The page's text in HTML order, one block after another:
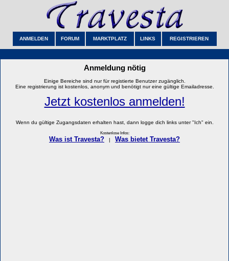
ANMELDEN FORUM MARKTPLATZ LINKS REGISTRIEREN
Anmeldung nötig
Einige Bereiche sind nur für registierte Benutzer zugänglich.
Eine registrierung ist kostenlos, anonym und benötigt nur eine gültige Emailadresse.
Jetzt kostenlos anmelden!
Wenn du gültige Zugangsdaten erhalten hast, dann logge dich links unter "Ich" ein.
Kostenlose Infos:
Was ist Travesta? Was bietet Travesta?